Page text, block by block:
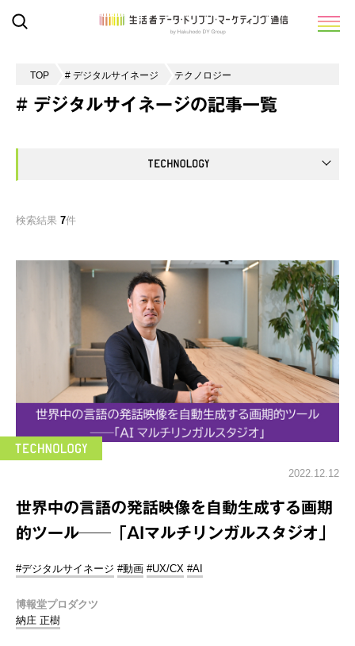
TOP # デジタルサイネージ テクノロジー
# デジタルサイネージの記事一覧
検索結果 7件
2022.12.12
世界中の言語の発話映像を自動生成する画期
的ツール──「AIマルチリンガルスタジオ」
#デジタルサイネージ #動画 #UX/CX #AI
博報堂プロダクツ
納庄 正樹